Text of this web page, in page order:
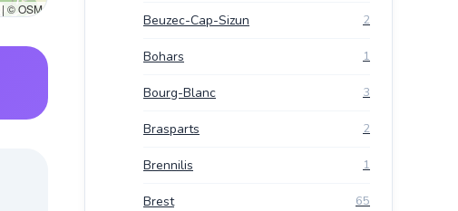
| © OSM
Beuzec-Cap-Sizun 2
Bohars 1
Bourg-Blanc 3
Brasparts 2
Brennilis 1
Brest 65